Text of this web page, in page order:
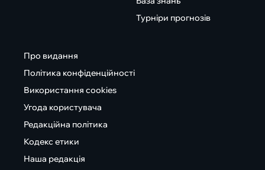
Турніри прогнозів
Про видання
Політика конфіденційності
Використання cookies
Угода користувача
Редакційна політика
Кодекс етики
Наша редакція